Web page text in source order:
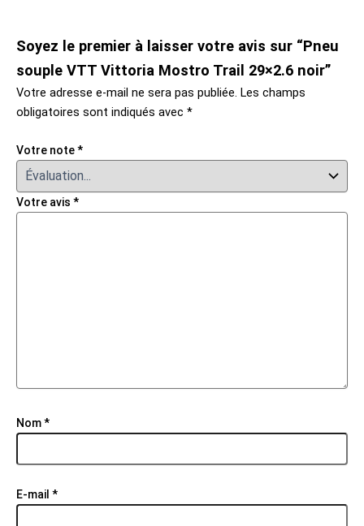
Soyez le premier à laisser votre avis sur “Pneu
souple VTT Vittoria Mostro Trail 29×2.6 noir”
Votre adresse e-mail ne sera pas publiée. Les champs
obligatoires sont indiqués avec *
Votre note*
Votre avis *
Nom*
E-mail *